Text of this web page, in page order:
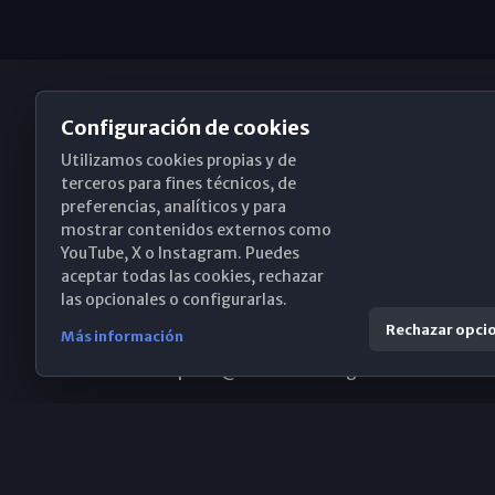
Obispado de Málaga
Santa María, 18-20. 29015 Málaga
(+34) 952 224 386
Configuración de cookies
Utilizamos cookies propias y de
terceros para fines técnicos, de
preferencias, analíticos y para
mostrar contenidos externos como
YouTube, X o Instagram. Puedes
aceptar todas las cookies, rechazar
las opcionales o configurarlas.
Más información Rechazar